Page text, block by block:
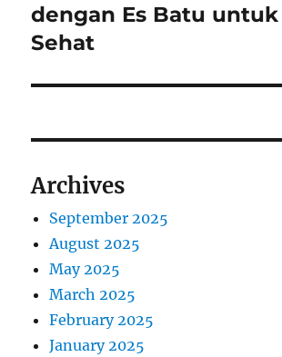
post:
dengan Es Batu
Sehat
Archives
September 2025
August 2025
May 2025
March 2025
February 2025
January 2025